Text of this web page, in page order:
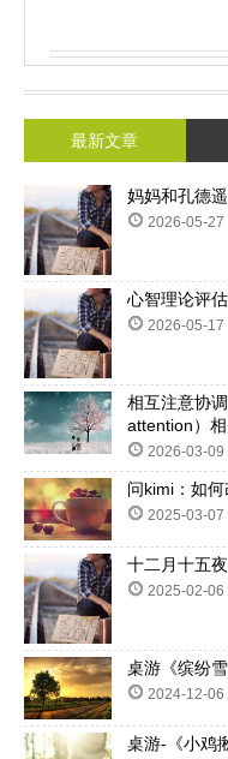
最新文章
妈妈和孔德
2026-05-27
心智理论评
2026-05-17
相互注意协
attention）相
2026-03-09
问kimi：如
2025-03-07
十二月十五
2025-02-06
桌游《缤纷雪
2024-12-06
桌游-《小鸡